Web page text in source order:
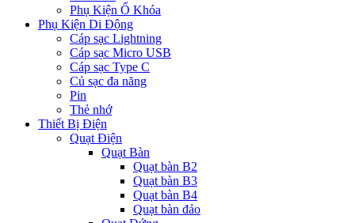
Phụ Kiện Ổ Khóa
Phụ Kiện Di Động
Cáp sạc Lightning
Cáp sạc Micro USB
Cáp sạc Type C
Củ sạc đa năng
Pin
Thẻ nhớ
Thiết Bị Điện
Quạt Điện
Quạt Bàn
Quạt bàn B2
Quạt bàn B3
Quạt bàn B4
Quạt bàn đảo